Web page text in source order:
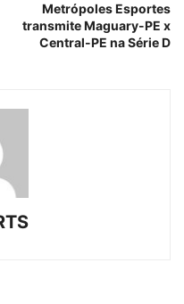
Metrópoles Esportes
transmite Maguary-PE x
Central-PE na Série D